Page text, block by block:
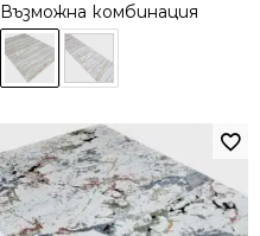
Възможна комбинация